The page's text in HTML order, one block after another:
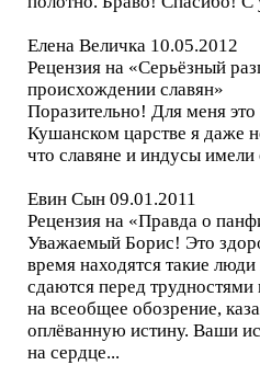
Елена Величка 10.05.2012
Рецензия на «Серьёзный
происхождении славян»
Поразительно! Для меня
Кушанском царстве я даже
что славяне и индусы имели
Евин Сын 09.01.2011
Рецензия на «Правда о
Уважаемый Борис! Это
время находятся такие
сдаются перед
на всеобщее обозрение,
оплёванную истину. Ваши
на сердце...